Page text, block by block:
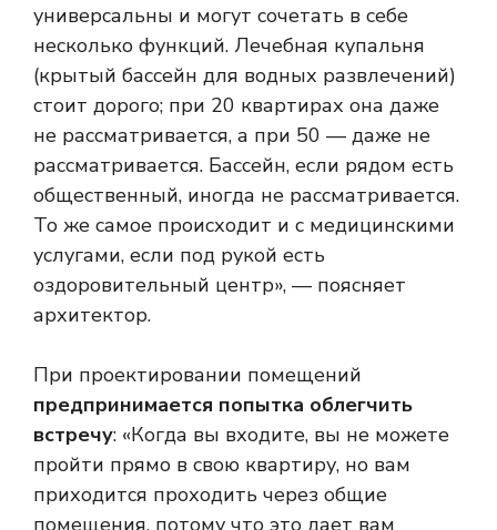
универсальны и могут сочетать в себе
несколько функций. Лечебная купальня
(крытый бассейн для водных развлечений)
стоит дорого; при 20 квартирах она даже
не рассматривается, а при 50 — даже не
рассматривается. Бассейн, если рядом есть
общественный, иногда не рассматривается.
То же самое происходит и с медицинскими
услугами, если под рукой есть
оздоровительный центр», — поясняет
архитектор.
При проектировании помещений
предпринимается попытка облегчить
встречу: «Когда вы входите, вы не можете
пройти прямо в свою квартиру, но вам
приходится проходить через общие
помещения, потому что это дает вам